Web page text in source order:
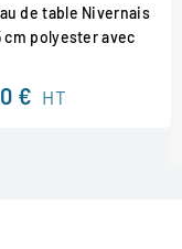
de table Nivernais
cm polyester avec
€ HT